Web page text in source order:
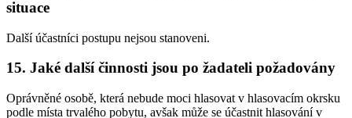
situace
Další účastníci postupu nejsou stanoveni.
15. Jaké další činnosti jsou po žadateli požadovány
Oprávněné osobě, která nebude moci hlasovat v hlasovacím okrsku
podle místa trvalého pobytu, avšak může se účastnit hlasování v